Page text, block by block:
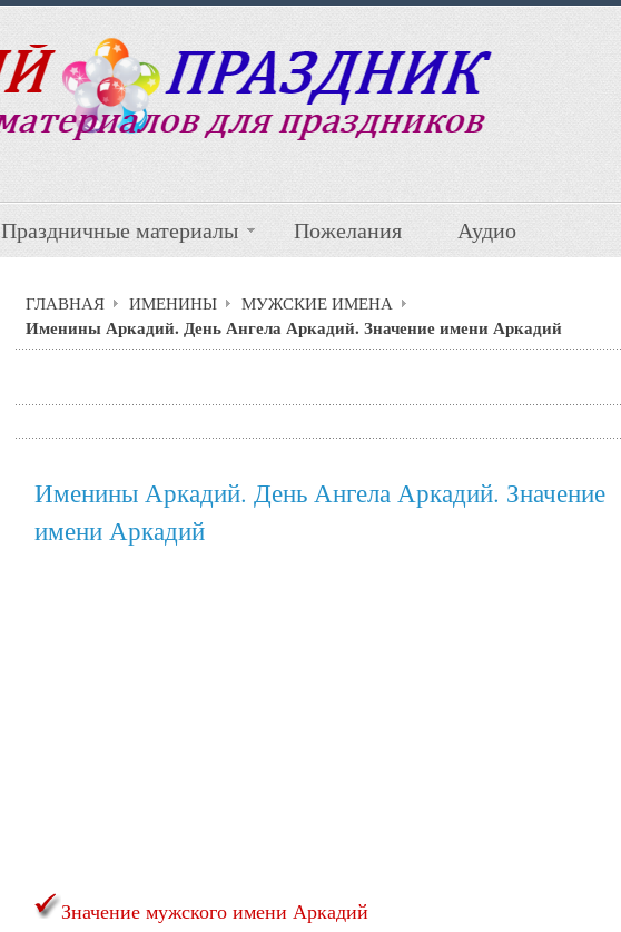
Праздничные материалы Пожелания Аудио
ГЛАВНАЯ ИМЕНИНЫ МУЖСКИЕ ИМЕНА
Именины Аркадий. День Ангела Аркадий. Значение имени Аркадий
Именины Аркадий. День Ангела Аркадий. Значение
имени Аркадий
Значение мужского имени Аркадий